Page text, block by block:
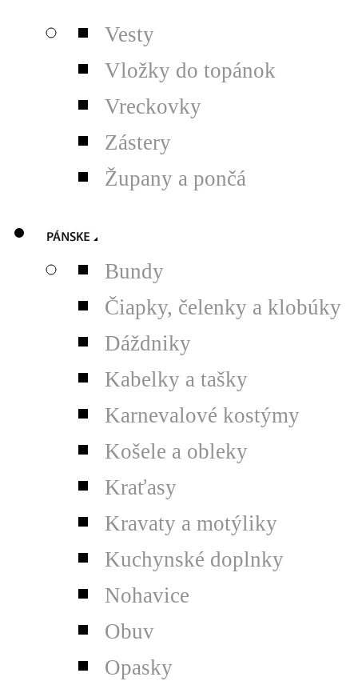
Vesty
Vložky do topánok
Vreckovky
Zástery
Župany a pončá
Bundy
Čiapky, čelenky a klobúky
Dáždniky
Kabelky a tašky
Karnevalové kostýmy
Košele a obleky
Kraťasy
Kravaty a motýliky
Kuchynské doplnky
Nohavice
Obuv
Opasky